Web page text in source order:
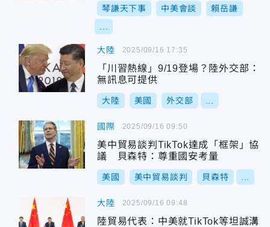
琴謙天下事 中美會談 賴岳謙
大陸
「川習熱線」9/19登場？陸外交部：
無訊息可提供
大陸 美國 外交部
2025/09/16 17:35
國際
美中貿易談判TikTok達成「框架」協
議 貝森特：尊重國安考量
美國 美中貿易談判 貝森特
2025/09/16 09:50
大陸
陸貿易代表：中美就TikTok等坦誠溝
2025/09/16 09:48